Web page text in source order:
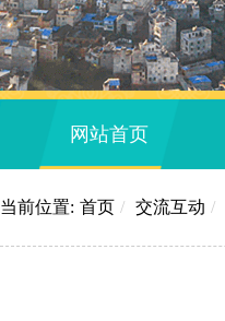
网站首页
当前位置: 首页 / 交流互动 /